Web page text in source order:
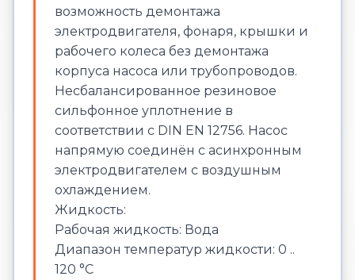
возможность демонтажа
электродвигателя, фонаря, крышки и
рабочего колеса без демонтажа
корпуса насоса или трубопроводов.
Несбалансированное резиновое
сильфонное уплотнение в
соответствии с DIN EN 12756. Насос
напрямую соединён с асинхронным
электродвигателем с воздушным
охлаждением.
Жидкость:
Рабочая жидкость: Вода
Диапазон температур жидкости: 0 ..
120 °C